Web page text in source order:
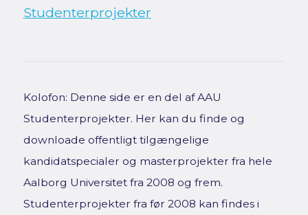
Studenterprojekter
Kolofon: Denne side er en del af AAU
Studenterprojekter. Her kan du finde og
downloade offentligt tilgængelige
kandidatspecialer og masterprojekter fra hele
Aalborg Universitet fra 2008 og frem.
Studenterprojekter fra før 2008 kan findes i